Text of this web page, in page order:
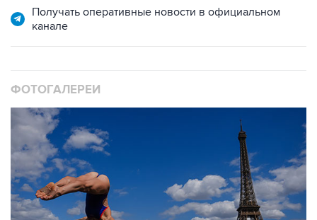
Получать оперативные новости в официальном
канале
ФОТОГАЛЕРЕИ